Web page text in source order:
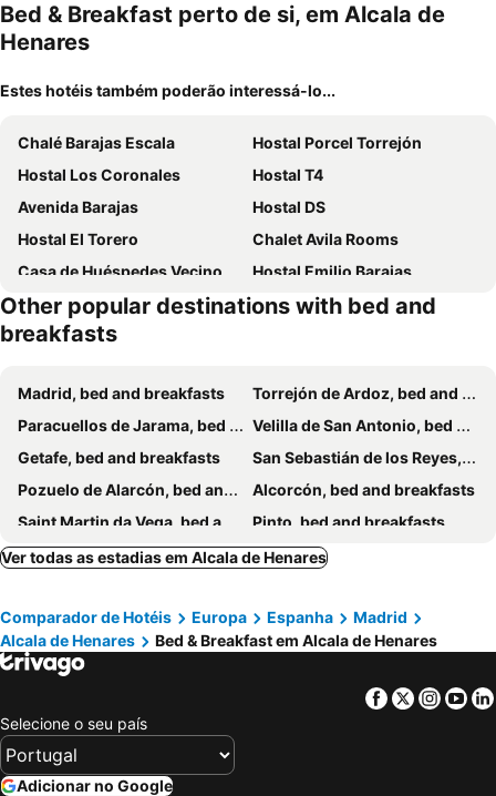
Bed & Breakfast perto de si, em Alcala de
Henares
Estes hotéis também poderão interessá-lo...
Chalé Barajas Escala
Hostal Porcel Torrejón
Hostal Los Coronales
Hostal T4
Avenida Barajas
Hostal DS
Hostal El Torero
Chalet Avila Rooms
Casa de Huéspedes Vecinodecerbantes
Hostal Emilio Barajas
Barajas aeropuerto
Casa Alba
Other popular destinations with bed and
breakfasts
Madrid, bed and breakfasts
Torrejón de Ardoz, bed and breakfasts
Paracuellos de Jarama, bed and breakfasts
Velilla de San Antonio, bed and breakfasts
Getafe, bed and breakfasts
San Sebastián de los Reyes, bed and breakfasts
Pozuelo de Alarcón, bed and breakfasts
Alcorcón, bed and breakfasts
Saint Martin da Vega, bed and breakfasts
Pinto, bed and breakfasts
Guadalajara, bed and breakfasts
Torija, bed and breakfasts
Las Rozas de Madrid, bed and breakfasts
Torres de la Alameda, bed and breakfasts
Soto del Real, bed and breakfasts
Chinchón, bed and breakfasts
Leganes, bed and breakfasts
Fuenlabrada, bed and breakfasts
Ver todas as estadias em Alcala de Henares
Comparador de Hotéis Europa Espanha
Madrid
Alcala de Henares
Bed & Breakfast em Alcala de Henares
Facebook
Twitter
Selecione o seu país
Adicionar no Google